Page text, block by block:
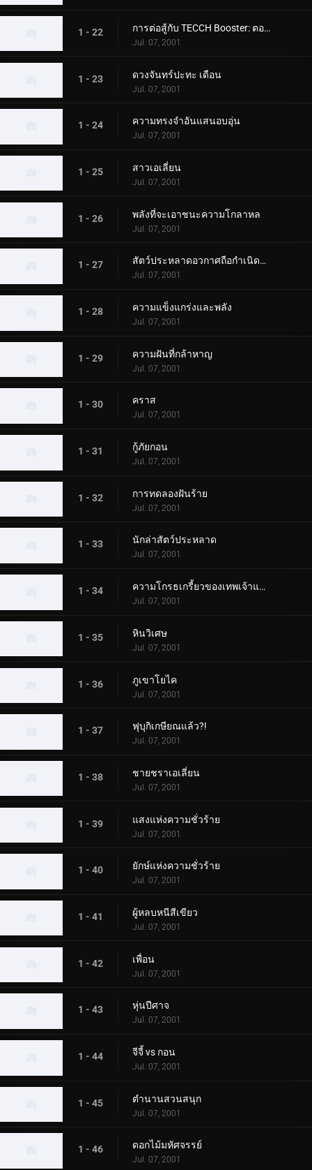
1 - 22 การต่อสู้กับ TECCH Booster: ตอนที่ 2
Jul. 07, 2001
1 - 23 ดวงจันทร์ปะทะ เดือน
Jul. 07, 2001
1 - 24 ความทรงจำอันแสนอบอุ่น
Jul. 07, 2001
1 - 25 สาวเอเลี่ยน
Jul. 07, 2001
1 - 26 พลังที่จะเอาชนะความโกลาหล
Jul. 07, 2001
1 - 27 สัตว์ประหลาดอวกาศถือกำเนิดบนโลก
Jul. 07, 2001
1 - 28 ความแข็งแกร่งและพลัง
Jul. 07, 2001
1 - 29 ความฝันที่กล้าหาญ
Jul. 07, 2001
1 - 30 คราส
Jul. 07, 2001
1 - 31 กู้ภัยกอน
Jul. 07, 2001
1 - 32 การทดลองฝันร้าย
Jul. 07, 2001
1 - 33 นักล่าสัตว์ประหลาด
Jul. 07, 2001
1 - 34 ความโกรธเกรี้ยวของเทพเจ้าแห่งท้องทะเล
Jul. 07, 2001
1 - 35 หินวิเศษ
Jul. 07, 2001
1 - 36 ภูเขาโยไค
Jul. 07, 2001
1 - 37 ฟุบุกิเกษียณแล้ว?!
Jul. 07, 2001
1 - 38 ชายชราเอเลี่ยน
Jul. 07, 2001
1 - 39 แสงแห่งความชั่วร้าย
Jul. 07, 2001
1 - 40 ยักษ์แห่งความชั่วร้าย
Jul. 07, 2001
1 - 41 ผู้หลบหนีสีเขียว
Jul. 07, 2001
1 - 42 เพื่อน
Jul. 07, 2001
1 - 43 หุ่นปีศาจ
Jul. 07, 2001
1 - 44 จีจี้ vs กอน
Jul. 07, 2001
1 - 45 ตำนานสวนสนุก
Jul. 07, 2001
1 - 46 ดอกไม้มหัศจรรย์
Jul. 07, 2001